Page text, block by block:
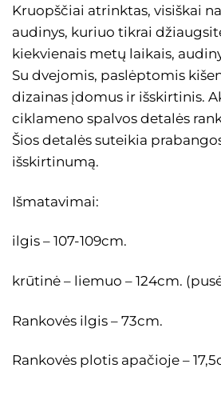
Kruopščiai atrinktas, visiškai
audinys, kuriuo tikrai
kiekvienais metų laikais,
Su dvejomis, paslėptomis
dizainas įdomus ir išskirtinis.
ciklameno spalvos detalės
Šios detalės suteikia
išskirtinumą.
Išmatavimai:
ilgis – 107-109cm.
krūtinė – liemuo – 124cm.
Rankovės ilgis – 73cm.
Rankovės plotis apačioje –